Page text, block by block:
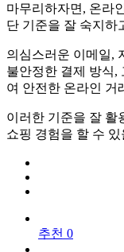
마무리하자면, 온라
단 기준을 잘 숙지하
의심스러운 이메일,
불안정한 결제 방식,
여 안전한 온라인 거
이러한 기준을 잘 활
쇼핑 경험을 할 수
추천 0